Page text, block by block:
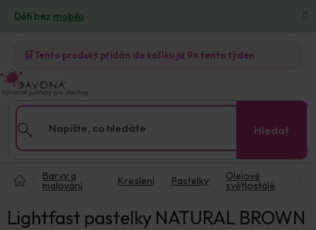
obsah
Děti bez mobilu.
🛒Tento produkt přidán do košíku již 9× tento týden
Hledat
Barvy a
malování Kreslení Pastelky Olejové
světlostálé
Lightfast pastelky NATURAL BROWN